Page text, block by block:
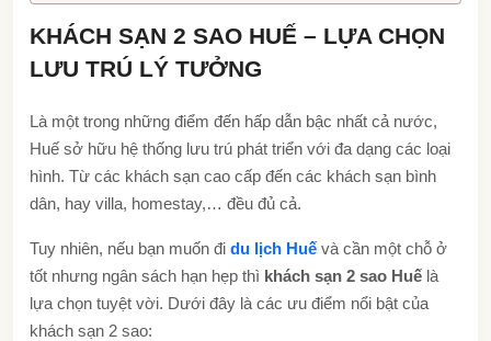
KHÁCH SẠN 2 SAO HUẾ – LỰA CHỌN
LƯU TRÚ LÝ TƯỞNG
Là một trong những điểm đến hấp dẫn bậc nhất cả nước,
Huế sở hữu hệ thống lưu trú phát triển với đa dạng các loại
hình. Từ các khách sạn cao cấp đến các khách sạn bình
dân, hay villa, homestay,… đều đủ cả.
Tuy nhiên, nếu bạn muốn đi du lịch Huế và cần một chỗ ở
tốt nhưng ngân sách hạn hẹp thì khách sạn 2 sao Huế là
lựa chọn tuyệt vời. Dưới đây là các ưu điểm nổi bật của
khách sạn 2 sao: